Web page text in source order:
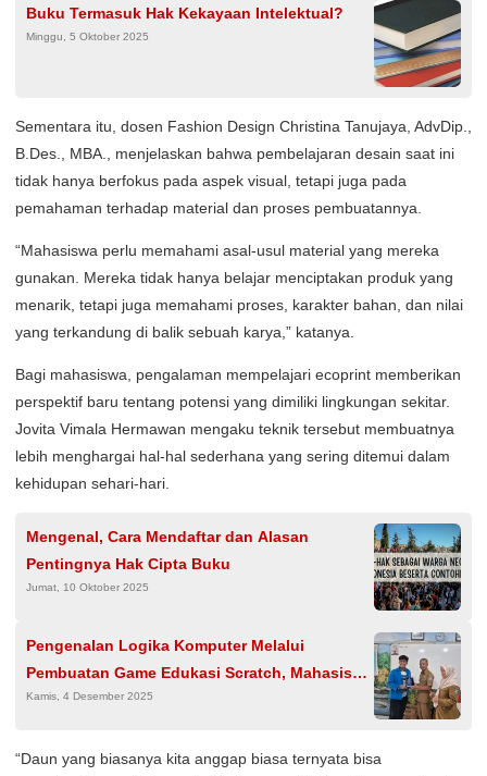
Buku Termasuk Hak Kekayaan Intelektual?
Minggu, 5 Oktober 2025
Sementara itu, dosen Fashion Design Christina Tanujaya, AdvDip.,
B.Des., MBA., menjelaskan bahwa pembelajaran desain saat ini
tidak hanya berfokus pada aspek visual, tetapi juga pada
pemahaman terhadap material dan proses pembuatannya.
“Mahasiswa perlu memahami asal-usul material yang mereka
gunakan. Mereka tidak hanya belajar menciptakan produk yang
menarik, tetapi juga memahami proses, karakter bahan, dan nilai
yang terkandung di balik sebuah karya,” katanya.
Bagi mahasiswa, pengalaman mempelajari ecoprint memberikan
perspektif baru tentang potensi yang dimiliki lingkungan sekitar.
Jovita Vimala Hermawan mengaku teknik tersebut membuatnya
lebih menghargai hal-hal sederhana yang sering ditemui dalam
kehidupan sehari-hari.
Mengenal, Cara Mendaftar dan Alasan
Pentingnya Hak Cipta Buku
Jumat, 10 Oktober 2025
Pengenalan Logika Komputer Melalui
Pembuatan Game Edukasi Scratch, Mahasiswa
UNPAM Dorong Peningkatan Kemampuan
Kamis, 4 Desember 2025
“Daun yang biasanya kita anggap biasa ternyata bisa